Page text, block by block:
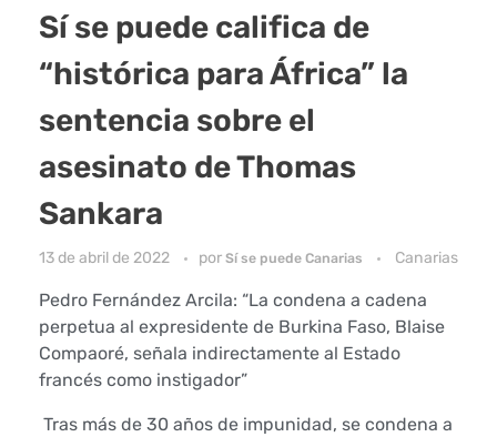
Sí se puede califica de
“histórica para África” la
sentencia sobre el
asesinato de Thomas
Sankara
13 de abril de 2022 por Sí se puede Canarias Canarias
Pedro Fernández Arcila: “La condena a cadena
perpetua al expresidente de Burkina Faso, Blaise
Compaoré, señala indirectamente al Estado
francés como instigador”
Tras más de 30 años de impunidad, se condena a